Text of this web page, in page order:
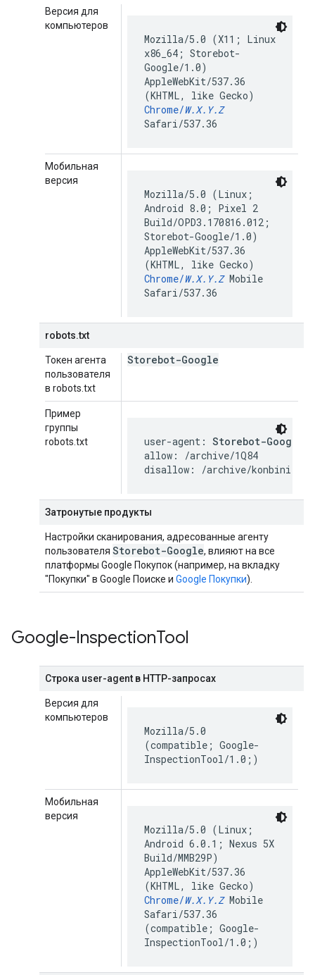
Версия для
компьютеров
Mozilla/5.0 (X11; Linux
x86_64; Storebot-
Google/1.0)
AppleWebKit/537.36
(KHTML, like Gecko)
Chrome/W.X.Y.Z
Safari/537.36
Мобильная
версия
Mozilla/5.0 (Linux;
Android 8.0; Pixel 2
Build/OPD3.170816.012;
Storebot-Google/1.0)
AppleWebKit/537.36
(KHTML, like Gecko)
Chrome/W.X.Y.ZMobile
Safari/537.36
robots.txt
Токен агента
пользователя
в robots.txt
Storebot-Google
Пример
группы
robots.txt
user-agent: Storebot-Google
allow: /archive/1Q84
disallow: /archive/konbini
Затронутые продукты
Настройки сканирования, адресованные агенту
пользователя Storebot-Google, влияют на все
платформы Google Покупок (например, на вкладку
"Покупки" в Google Поиске и Google Покупки).
Google-InspectionTool
Строка user-agent в HTTP-запросах
Версия для
компьютеров
Mozilla/5.0
(compatible; Google-
InspectionTool/1.0;)
Мобильная
версия
Mozilla/5.0 (Linux;
Android 6.0.1; Nexus 5X
Build/MMB29P)
AppleWebKit/537.36
(KHTML, like Gecko)
Chrome/W.X.Y.ZMobile
Safari/537.36
(compatible; Google-
InspectionTool/1.0;)